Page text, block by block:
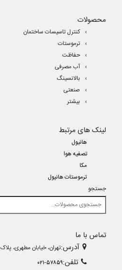
محصولات
کنترل تاسیسات ساختمان
ترموستات
حفاظت
آب مصرفی
بالانسینگ
صنعتی
بیشتر
لینک های مرتبط
هانیول
تصفیه هوا
مکا
ترموستات هانیول
جستجو
تماس با ما
آدرس:تهران، خیابان مطهری، پلاک
تلفن:۰۲۱-۵۷۸۵۹